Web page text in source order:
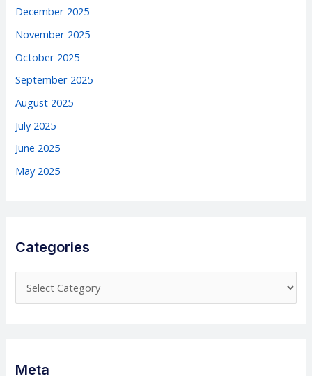
December 2025
November 2025
October 2025
September 2025
August 2025
July 2025
June 2025
May 2025
Categories
a
g
Meta